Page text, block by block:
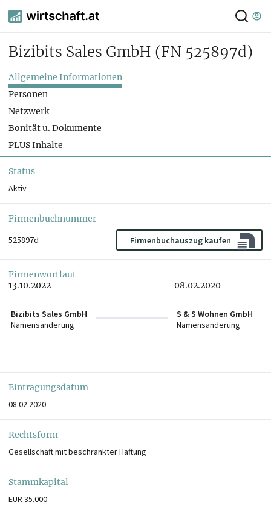
Bizibits Sales GmbH (FN 525897d)
Allgemeine Informationen
Personen
Netzwerk
Bonität u. Dokumente
PLUS Inhalte
Status
Aktiv
Firmenbuchnummer
525897d
Firmenbuchauszug kaufen
Firmenwortlaut
13.10.2022
Bizibits Sales GmbH
Namensänderung
08.02.2020
S & S Wohnen GmbH
Namensänderung
Eintragungsdatum
08.02.2020
Rechtsform
Gesellschaft mit beschränkter Haftung
Stammkapital
EUR 35.000